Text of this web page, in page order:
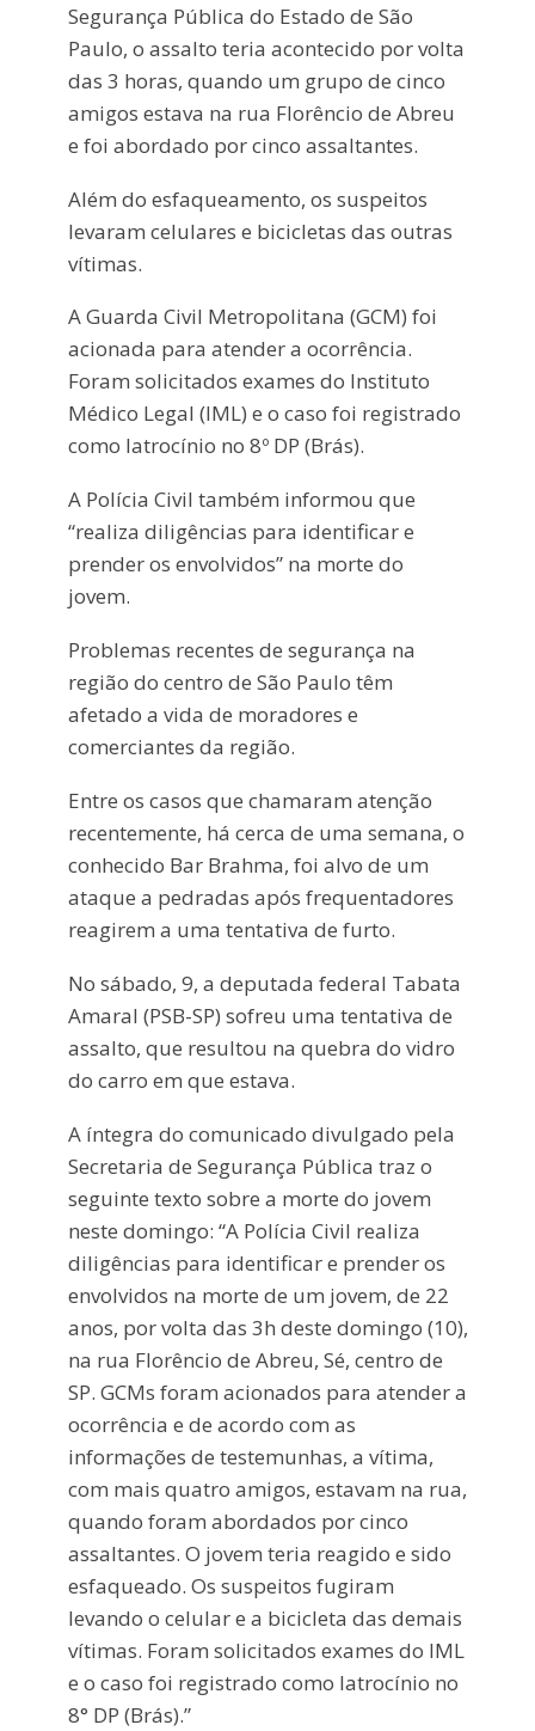
Segurança Pública do Estado de São
Paulo, o assalto teria acontecido por volta
das 3 horas, quando um grupo de cinco
amigos estava na rua Florêncio de Abreu
e foi abordado por cinco assaltantes.
Além do esfaqueamento, os suspeitos
levaram celulares e bicicletas das outras
vítimas.
A Guarda Civil Metropolitana (GCM) foi
acionada para atender a ocorrência.
Foram solicitados exames do Instituto
Médico Legal (IML) e o caso foi registrado
como latrocínio no 8º DP (Brás).
A Polícia Civil também informou que
“realiza diligências para identificar e
prender os envolvidos” na morte do
jovem.
Problemas recentes de segurança na
região do centro de São Paulo têm
afetado a vida de moradores e
comerciantes da região.
Entre os casos que chamaram atenção
recentemente, há cerca de uma semana, o
conhecido Bar Brahma, foi alvo de um
ataque a pedradas após frequentadores
reagirem a uma tentativa de furto.
No sábado, 9, a deputada federal Tabata
Amaral (PSB-SP) sofreu uma tentativa de
assalto, que resultou na quebra do vidro
do carro em que estava.
A íntegra do comunicado divulgado pela
Secretaria de Segurança Pública traz o
seguinte texto sobre a morte do jovem
neste domingo: “A Polícia Civil realiza
diligências para identificar e prender os
envolvidos na morte de um jovem, de 22
anos, por volta das 3h deste domingo (10),
na rua Florêncio de Abreu, Sé, centro de
SP. GCMs foram acionados para atender a
ocorrência e de acordo com as
informações de testemunhas, a vítima,
com mais quatro amigos, estavam na rua,
quando foram abordados por cinco
assaltantes. O jovem teria reagido e sido
esfaqueado. Os suspeitos fugiram
levando o celular e a bicicleta das demais
vítimas. Foram solicitados exames do IML
e o caso foi registrado como latrocínio no
8° DP (Brás).”